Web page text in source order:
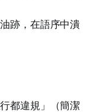
跡，在語序中潰
都違規」（簡潔